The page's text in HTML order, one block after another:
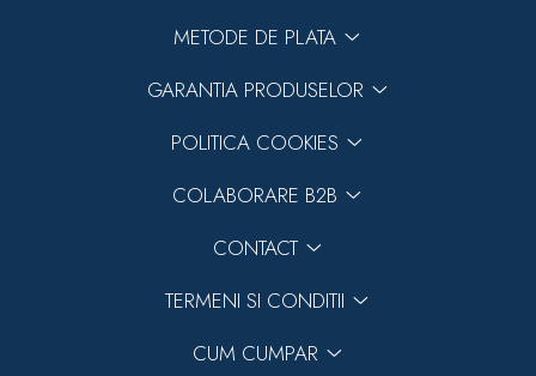
METODE DE PLATA
GARANTIA PRODUSELOR
POLITICA COOKIES
COLABORARE B2B
CONTACT
TERMENI SI CONDITII
CUM CUMPAR